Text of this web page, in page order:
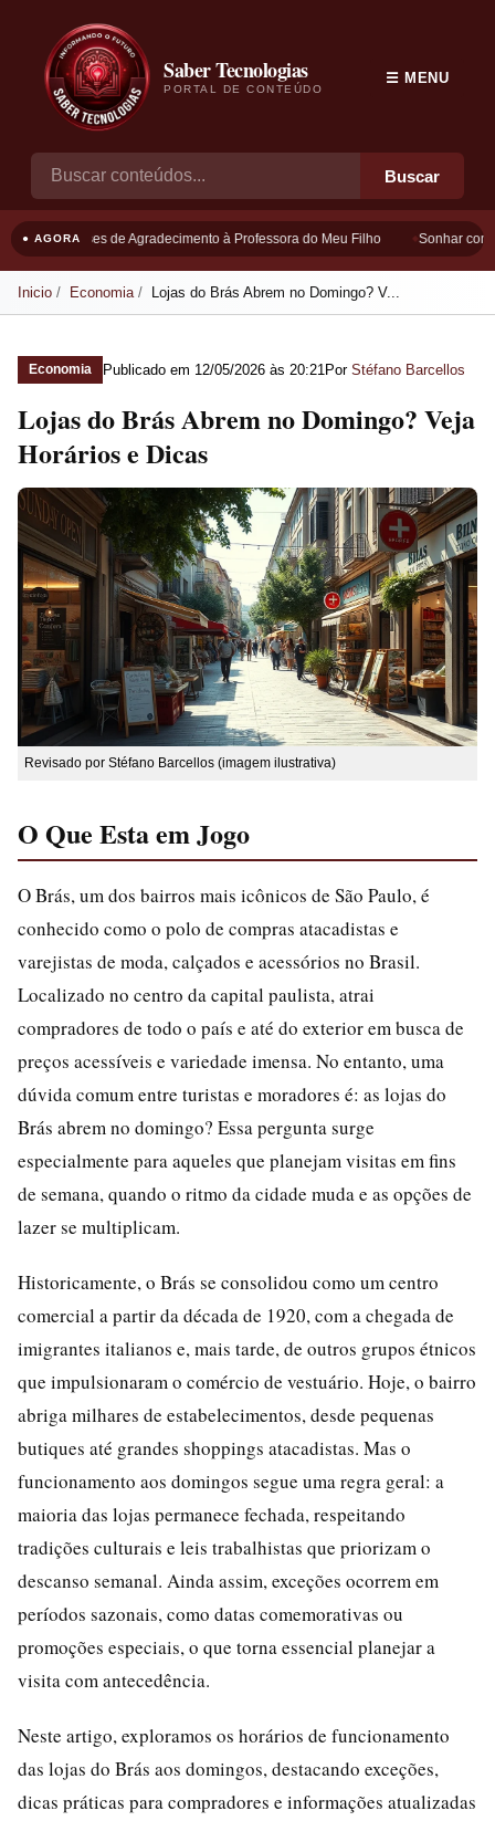
Saber Tecnologias
PORTAL DE CONTEÚDO
Buscar
☰ MENU
● AGORAFrases de Agradecimento à Professora do Meu Filho Sonhar com
Inicio Economia Lojas do Brás Abrem no Domingo? V...
Economia Publicado em 12/05/2026 às 20:21 Por Stéfano Barcellos
Lojas do Brás Abrem no Domingo? Veja
Horários e Dicas
Revisado por Stéfano Barcellos (imagem ilustrativa)
O Que Esta em Jogo
O Brás, um dos bairros mais icônicos de São Paulo, é
conhecido como o polo de compras atacadistas e
varejistas de moda, calçados e acessórios no Brasil.
Localizado no centro da capital paulista, atrai
compradores de todo o país e até do exterior em busca de
preços acessíveis e variedade imensa. No entanto, uma
dúvida comum entre turistas e moradores é: as lojas do
Brás abrem no domingo? Essa pergunta surge
especialmente para aqueles que planejam visitas em fins
de semana, quando o ritmo da cidade muda e as opções de
lazer se multiplicam.
Historicamente, o Brás se consolidou como um centro
comercial a partir da década de 1920, com a chegada de
imigrantes italianos e, mais tarde, de outros grupos étnicos
que impulsionaram o comércio de vestuário. Hoje, o bairro
abriga milhares de estabelecimentos, desde pequenas
butiques até grandes shoppings atacadistas. Mas o
funcionamento aos domingos segue uma regra geral: a
maioria das lojas permanece fechada, respeitando
tradições culturais e leis trabalhistas que priorizam o
descanso semanal. Ainda assim, exceções ocorrem em
períodos sazonais, como datas comemorativas ou
promoções especiais, o que torna essencial planejar a
visita com antecedência.
Neste artigo, exploramos os horários de funcionamento
das lojas do Brás aos domingos, destacando exceções,
dicas práticas para compradores e informações atualizadas